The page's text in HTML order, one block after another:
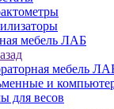
мебель ЛАБ
мебель
и
для весов